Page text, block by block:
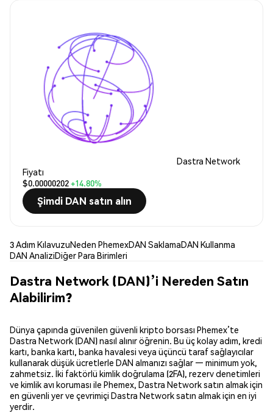
Dastra Network
Fiyatı
$0.00000202+14.80%
Şimdi DAN satın alın
3 Adım KılavuzuNeden PhemexDAN SaklamaDAN Kullanma
DAN AnaliziDiğer Para Birimleri
Dastra Network (DAN)’i Nereden Satın
Alabilirim?
Dünya çapında güvenilen güvenli kripto borsası Phemex’te
Dastra Network (DAN) nasıl alınır öğrenin. Bu üç kolay adım, kredi
kartı, banka kartı, banka havalesi veya üçüncü taraf sağlayıcılar
kullanarak düşük ücretlerle DAN almanızı sağlar — minimum yok,
zahmetsiz. İki faktörlü kimlik doğrulama (2FA), rezerv denetimleri
ve kimlik avı koruması ile Phemex, Dastra Network satın almak için
en güvenli yer ve çevrimiçi Dastra Network satın almak için en iyi
yerdir.